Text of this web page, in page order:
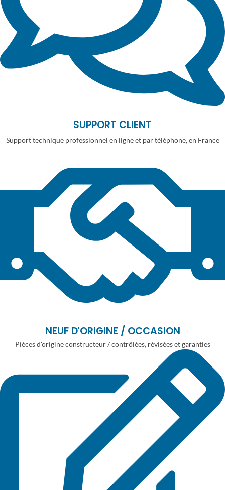
SUPPORT CLIENT
Support technique professionnel en ligne et par téléphone, en France
NEUF D'ORIGINE / OCCASION
Pièces d'origine constructeur / contrôlées, révisées et garanties